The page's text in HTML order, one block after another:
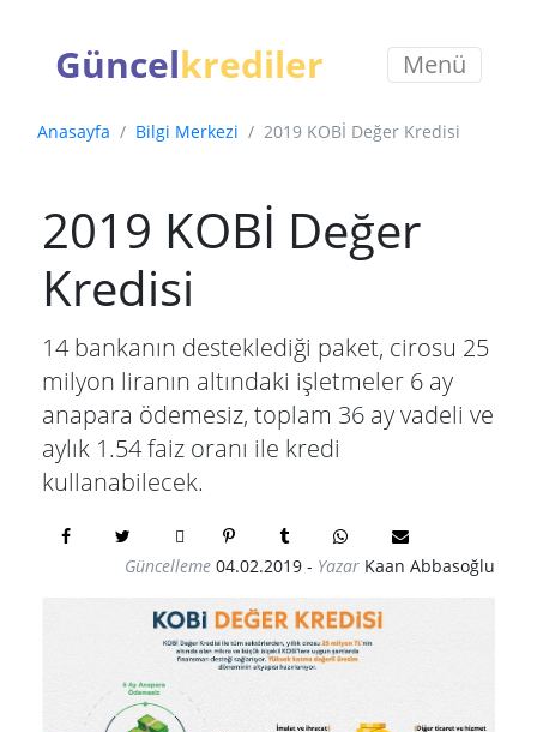
Güncelkrediler Menü
Anasayfa Bilgi Merkezi 2019 KOBİ Değer Kredisi
2019 KOBİ Değer
Kredisi
14 bankanın desteklediği paket, cirosu 25
milyon liranın altındaki işletmeler 6 ay
anapara ödemesiz, toplam 36 ay vadeli ve
aylık 1.54 faiz oranı ile kredi
kullanabilecek.
Güncelleme 04.02.2019 - Yazar Kaan Abbasoğlu